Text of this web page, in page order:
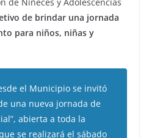
de brindar una jornada
para niños, niñas y
el Municipio se invitó
una nueva jornada de
abierta a toda la
se realizará el sábado